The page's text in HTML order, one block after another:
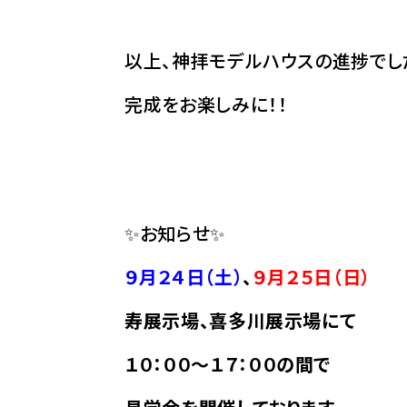
以上、神拝モデルハウスの進捗でし
完成をお楽しみに！！
✨お知らせ✨
９月２４日（土）、 ９月２５日（日）
寿展示場、喜多川展示場にて
１０：００～１７：００の間で